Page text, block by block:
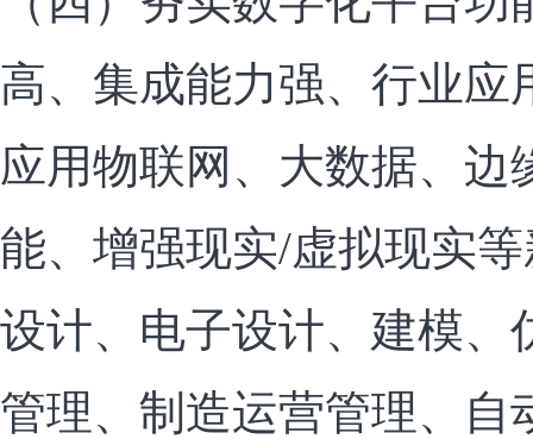
高、集成能力强、行业应
应用物联网、大数据、边
能、增强现实/虚拟现实
设计、电子设计、建模、
管理、制造运营管理、自